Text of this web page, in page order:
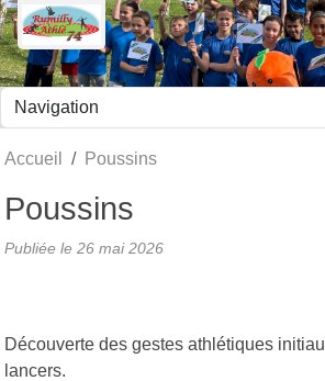
Accueil Poussins
Poussins
Publiée le 26 mai 2026
Découverte des gestes athlétiques
lancers.
Panneau de gestion des cookies